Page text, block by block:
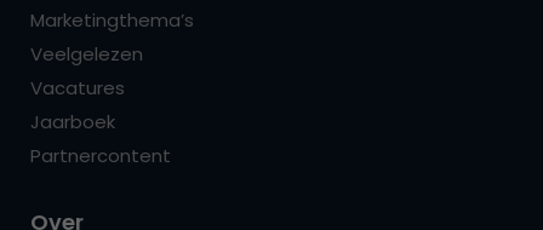
Marketingthema’s
Veelgelezen
Vacatures
Jaarboek
Partnercontent
Over